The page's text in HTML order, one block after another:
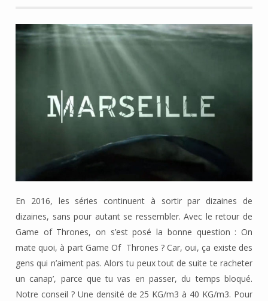
En 2016, les séries continuent à sortir par dizaines de
dizaines, sans pour autant se ressembler. Avec le retour de
Game of Thrones, on s’est posé la bonne question : On
mate quoi, à part Game Of Thrones ? Car, oui, ça existe des
gens qui n’aiment pas. Alors tu peux tout de suite te racheter
un canap’, parce que tu vas en passer, du temps bloqué.
Notre conseil ? Une densité de 25 KG/m3 à 40 KG/m3. Pour